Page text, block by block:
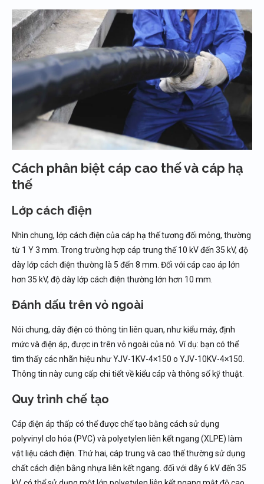
Cách phân biệt cáp cao thế và cáp hạ
thế
Lớp cách điện
Nhìn chung, lớp cách điện của cáp hạ thế tương đối mỏng, thường
từ 1 Y 3 mm. Trong trường hợp cáp trung thế 10 kV đến 35 kV, độ
dày lớp cách điện thường là 5 đến 8 mm. Đối với cáp cao áp lớn
hơn 35 kV, độ dày lớp cách điện thường lớn hơn 10 mm.
Đánh dấu trên vỏ ngoài
Nói chung, dây điện có thông tin liên quan, như kiểu máy, định
mức và điện áp, được in trên vỏ ngoài của nó. Ví dụ: bạn có thể
tìm thấy các nhãn hiệu như YJV-1KV-4×150 o YJV-10KV-4×150.
Thông tin này cung cấp chi tiết về kiểu cáp và thông số kỹ thuật.
Quy trình chế tạo
Cáp điện áp thấp có thể được chế tạo bằng cách sử dụng
polyvinyl clo hóa (PVC) và polyetylen liên kết ngang (XLPE) làm
vật liệu cách điện. Thứ hai, cáp trung và cao thế thường sử dụng
chất cách điện bằng nhựa liên kết ngang. đối với dây 6 kV đến 35